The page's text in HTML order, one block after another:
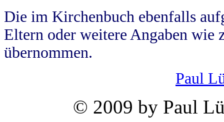
Die im Kirchenbuch ebenfalls
Eltern oder weitere Angaben wie
übernommen.
Paul
© 2009 by Paul